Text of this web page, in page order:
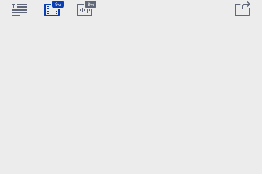
9м 9м